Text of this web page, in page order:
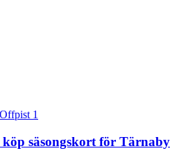
säsongskort för